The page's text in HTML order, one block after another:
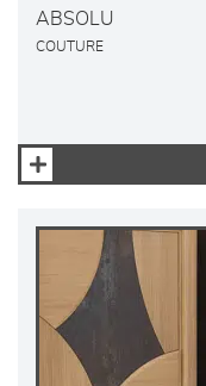
ABSOLU
COUTURE